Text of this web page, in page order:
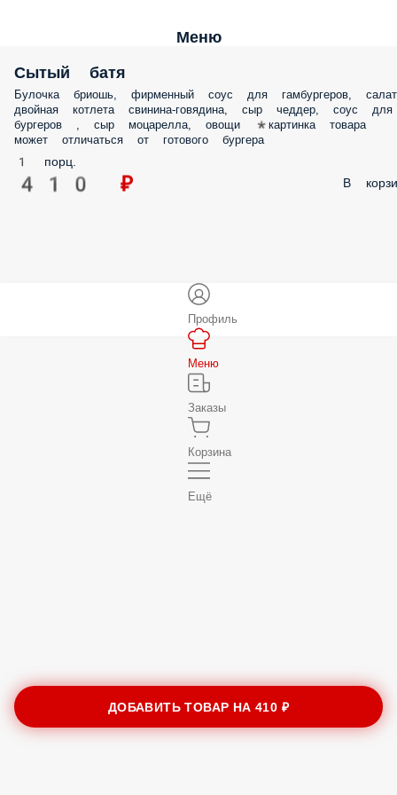
Меню
Сытый батя
Булочка бриошь, фирменный соус для гамбургеров,
двойная котлета свинина-говядина, сыр чеддер, соус для
бургеров , сыр моцарелла, овощи *картинка товара
может отличаться от готового бургера
1 порц.
410 ₽ В
ДОБАВИТЬ ТОВАР НА410 ₽
Профиль
Меню
Заказы
Корзина
Ещё